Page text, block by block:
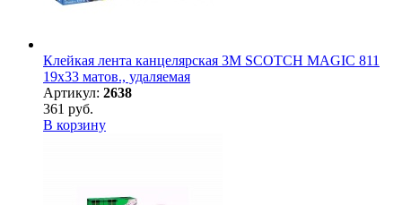
Клейкая лента канцелярская 3M SCOTCH MAGIC 811
19х33 матов., удаляемая
Артикул: 2638
361 руб.
В корзину